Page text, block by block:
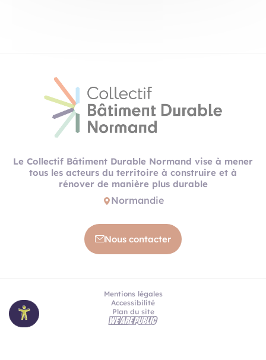
Le Collectif Bâtiment Durable Normand vise à mener
tous les acteurs du territoire à construire et à
rénover de manière plus durable
Normandie
Nous contacter
Mentions légales
Accessibilité
Plan du site